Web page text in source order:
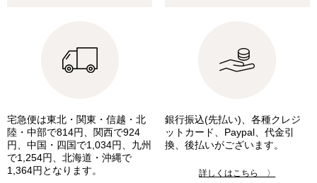
宅急便は東北・関東・信越・北
陸・中部で814円、関西で924
円、中国・四国で1,034円、九州
で1,254円、北海道・沖縄で
1,364円となります。
銀行振込(先払い)、各種クレジ
ットカード、Paypal、代金引
換、後払いがございます。
詳しくはこちら 〉